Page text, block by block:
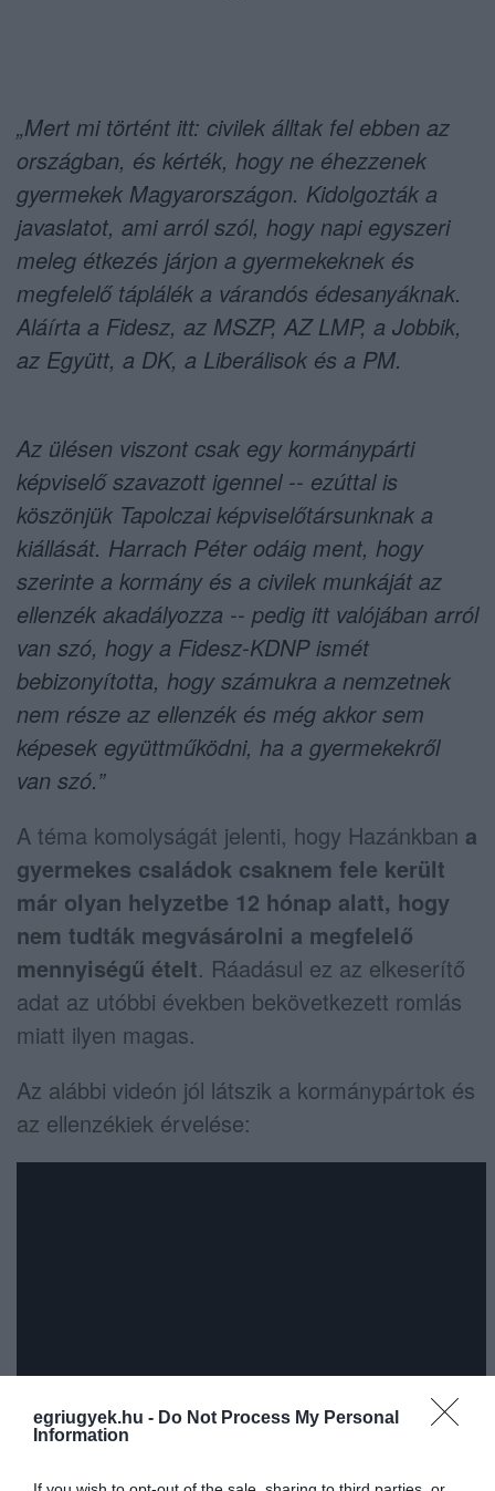
egriugyek.hu - Do Not Process My Personal
Information
„Mert mi történt itt: civilek álltak fel ebben az
országban, és kérték, hogy ne éhezzenek
gyermekek Magyarországon. Kidolgozták a
javaslatot, ami arról szól, hogy napi egyszeri
meleg étkezés járjon a gyermekeknek és
megfelelő táplálék a várandós édesanyáknak.
Aláírta a Fidesz, az MSZP, AZ LMP, a Jobbik,
az Együtt, a DK, a Liberálisok és a PM.
Az ülésen viszont csak egy kormánypárti
képviselő szavazott igennel -- ezúttal is
köszönjük Tapolczai képviselőtársunknak a
kiállását. Harrach Péter odáig ment, hogy
szerinte a kormány és a civilek munkáját az
ellenzék akadályozza -- pedig itt valójában arról
van szó, hogy a Fidesz-KDNP ismét
bebizonyította, hogy számukra a nemzetnek
nem része az ellenzék és még akkor sem
képesek együttműködni, ha a gyermekekről
van szó.”
A téma komolyságát jelenti, hogy Hazánkban a
gyermekes családok csaknem fele került
már olyan helyzetbe 12 hónap alatt, hogy
nem tudták megvásárolni a megfelelő
mennyiségű ételt. Ráadásul ez az elkeserítő
adat az utóbbi években bekövetkezett romlás
miatt ilyen magas.
Az alábbi videón jól látszik a kormánypártok és
az ellenzékiek érvelése: